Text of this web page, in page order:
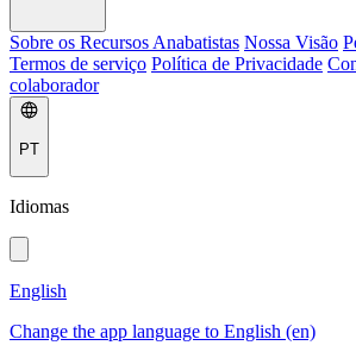
Sobre os Recursos Anabatistas Nossa Visão
Termos de serviço Política de Privacidade
colaborador
PT
Idiomas
English
Change the app language to English (en)